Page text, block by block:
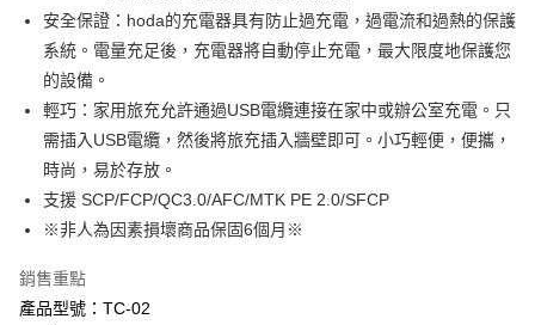
悠遊付
AFTEE先享後付
相關說明
【關於「AFTEE先享後付」】
AFTEE先享後付是「在收到商品之後才付款」的支付方式。 讓您購物簡單
１．簡單：不需註冊會員、不需綁卡、不需儲值。
２．便利：只要手機號碼，簡訊認證，即可結帳。
１．於結帳方式選擇「AFTEE先享後付」後，將跳轉至「AFTEE先享後付」
ATM付款
運送方式
每筆NT$60，滿NT$499(含以上)免運費
安全保證：hoda的充電器具有防止過充電，過電流和過熱的保護
系統。電量充足後，充電器將自動停止充電，最大限度地保護您
的設備。
輕巧：家用旅充允許通過USB電纜連接在家中或辦公室充電。只
需插入USB電纜，然後將旅充插入牆壁即可。小巧輕便，便攜，
時尚，易於存放。
支援 SCP/FCP/QC3.0/AFC/MTK PE 2.0/SFCP
※非人為因素損壞商品保固6個月※
銷售重點
產品型號：TC-02